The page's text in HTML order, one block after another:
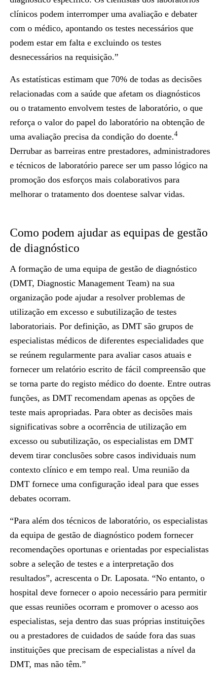
clínicos podem interromper uma avaliação e debater
com o médico, apontando os testes necessários que
podem estar em falta e excluindo os testes
desnecessários na requisição.”
As estatísticas estimam que 70% de todas as decisões
relacionadas com a saúde que afetam os diagnósticos
ou o tratamento envolvem testes de laboratório, o que
reforça o valor do papel do laboratório na obtenção de
uma avaliação precisa da condição do doente.4
Derrubar as barreiras entre prestadores, administradores
e técnicos de laboratório parece ser um passo lógico na
promoção dos esforços mais colaborativos para
melhorar o tratamento dos doentese salvar vidas.
Como podem ajudar as equipas de gestão
de diagnóstico
A formação de uma equipa de gestão de diagnóstico
(DMT, Diagnostic Management Team) na sua
organização pode ajudar a resolver problemas de
utilização em excesso e subutilização de testes
laboratoriais. Por definição, as DMT são grupos de
especialistas médicos de diferentes especialidades que
se reúnem regularmente para avaliar casos atuais e
fornecer um relatório escrito de fácil compreensão que
se torna parte do registo médico do doente. Entre outras
funções, as DMT recomendam apenas as opções de
teste mais apropriadas. Para obter as decisões mais
significativas sobre a ocorrência de utilização em
excesso ou subutilização, os especialistas em DMT
devem tirar conclusões sobre casos individuais num
contexto clínico e em tempo real. Uma reunião da
DMT fornece uma configuração ideal para que esses
debates ocorram.
“Para além dos técnicos de laboratório, os especialistas
da equipa de gestão de diagnóstico podem fornecer
recomendações oportunas e orientadas por especialistas
sobre a seleção de testes e a interpretação dos
resultados”, acrescenta o Dr. Laposata. “No entanto, o
hospital deve fornecer o apoio necessário para permitir
que essas reuniões ocorram e promover o acesso aos
especialistas, seja dentro das suas próprias instituições
ou a prestadores de cuidados de saúde fora das suas
instituições que precisam de especialistas a nível da
DMT, mas não têm.”